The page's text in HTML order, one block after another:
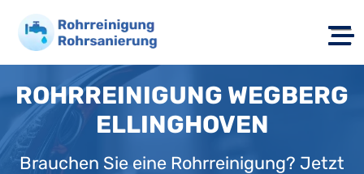
ROHRREINIGUNG WEGBERG
ELLINGHOVEN
Brauchen Sie eine Rohrreinigung? Jetzt